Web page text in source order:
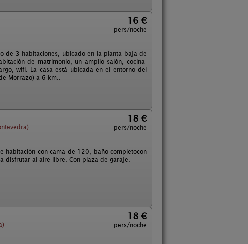
16 €
pers/noche
de 3 habitaciones, ubicado en la planta baja de
de matrimonio, un amplio salón, cocina-
wifi. La casa está ubicada en el entorno del
Morrazo) a 6 km..
18 €
pers/noche
habitación con cama de 120, baño completocon
disfrutar al aire libre. Con plaza de garaje.
18 €
pers/noche